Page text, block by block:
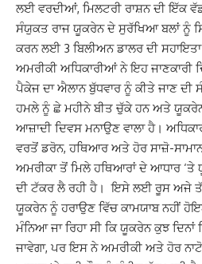
ਲਈ ਵਰਦੀਆਂ, ਮਿਲਟਰੀ ਰਾਸ਼ਨ ਦੀ ਇੱਕ
ਸੰਯੁਕਤ ਰਾਜ ਯੂਕਰੇਨ ਦੇ ਸੁਰੱਖਿਆ ਬਲਾਂ ਨੂੰ
ਕਰਨ ਲਈ 3 ਬਿਲੀਅਨ ਡਾਲਰ ਦੀ ਸਹਾਇਤਾ
ਅਮਰੀਕੀ ਅਧਿਕਾਰੀਆਂ ਨੇ ਇਹ ਜਾਣਕਾਰੀ
ਪੈਕੇਜ ਦਾ ਐਲਾਨ ਬੁੱਧਵਾਰ ਨੂੰ ਕੀਤੇ ਜਾਣ ਦੀ
ਹਮਲੇ ਨੂੰ ਛੇ ਮਹੀਨੇ ਬੀਤ ਚੁੱਕੇ ਹਨ ਅਤੇ
ਆਜ਼ਾਦੀ ਦਿਵਸ ਮਨਾਉਣ ਵਾਲਾ ਹੈ।
ਵਰਤੋਂ ਡਰੋਨ, ਹਥਿਆਰ ਅਤੇ ਹੋਰ ਸਾਜ਼ੋ-
ਅਮਰੀਕਾ ਤੋਂ ਮਿਲੇ ਹਥਿਆਰਾਂ ਦੇ ਆਧਾਰ ‘ਤੇ
ਦੀ ਟੱਕਰ ਲੈ ਰਹੀ ਹੈ। ਇਸੇ ਲਈ ਰੂਸ ਅਜੇ
ਯੂਕਰੇਨ ਨੂੰ ਹਰਾਉਣ ਵਿੱਚ ਕਾਮਯਾਬ ਨਹੀਂ
ਮੰਨਿਆ ਜਾ ਰਿਹਾ ਸੀ ਕਿ ਯੂਕਰੇਨ ਕੁਝ
ਜਾਵੇਗਾ, ਪਰ ਇਸ ਨੇ ਅਮਰੀਕੀ ਅਤੇ ਹੋਰ